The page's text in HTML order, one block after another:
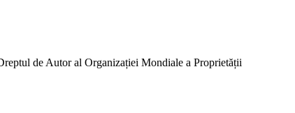
de Autor al Organizației Mondiale a Proprietății